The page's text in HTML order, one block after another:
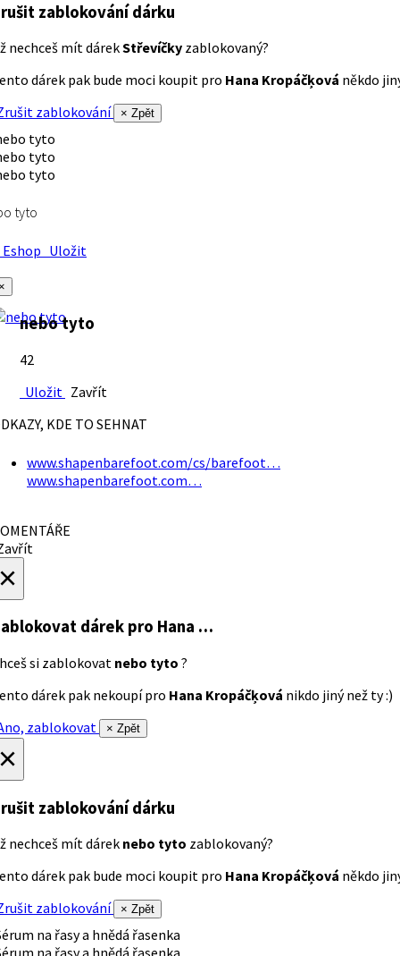
zablokování dárku
nechceš mít dárekStřevíčky zablokovaný?
dárek pak bude moci koupit pro Hana Kropáčķová někdo
zablokování
× Zpět
tyto
Uložit
nebo tyto
42
Uložit Zavřít
KDE TO SEHNAT
www.shapenbarefoot.com/cs/barefoot…
www.shapenbarefoot.com…
dárek pro Hana …
si zablokovat nebo tyto ?
dárek pak nekoupí pro Hana Kropáčķová nikdo jiný než ty :)
zablokovat
× Zpět
zablokování dárku
nechceš mít dárek nebo tyto zablokovaný?
dárek pak bude moci koupit pro Hana Kropáčķová někdo
zablokování
× Zpět